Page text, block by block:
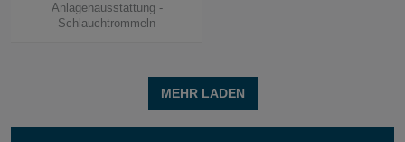
Anlagenausstattung -
Schlauchtrommeln
MEHR LADEN